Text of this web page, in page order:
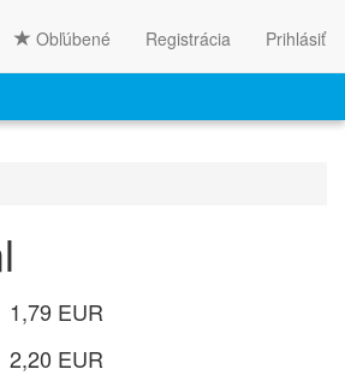
Registrácia Prihlásiť
Obľúbené
1,79 EUR
2,20 EUR